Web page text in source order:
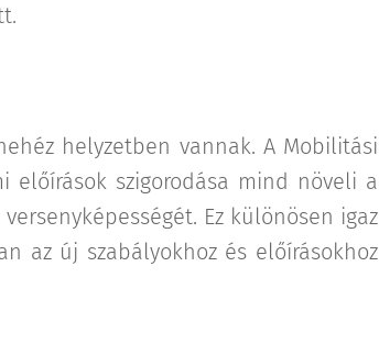
helyzetben vannak. A Mobilitási
előírások szigorodása mind növeli a
Ez különösen igaz
az új szabályokhoz és előírásokhoz